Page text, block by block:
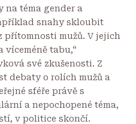
na téma gender a
snahy skloubit
přítomnosti mužů. V jejich
tabu,“
své zkušenosti. Z
debaty o rolích mužů a
sféře právě s
a nepochopené téma,
v politice skončí.